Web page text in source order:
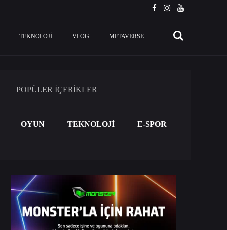
TEKNOLOJI VLOG METAVERSE
POPÜLER İÇERİKLER
OYUN TEKNOLOJİ E-SPOR